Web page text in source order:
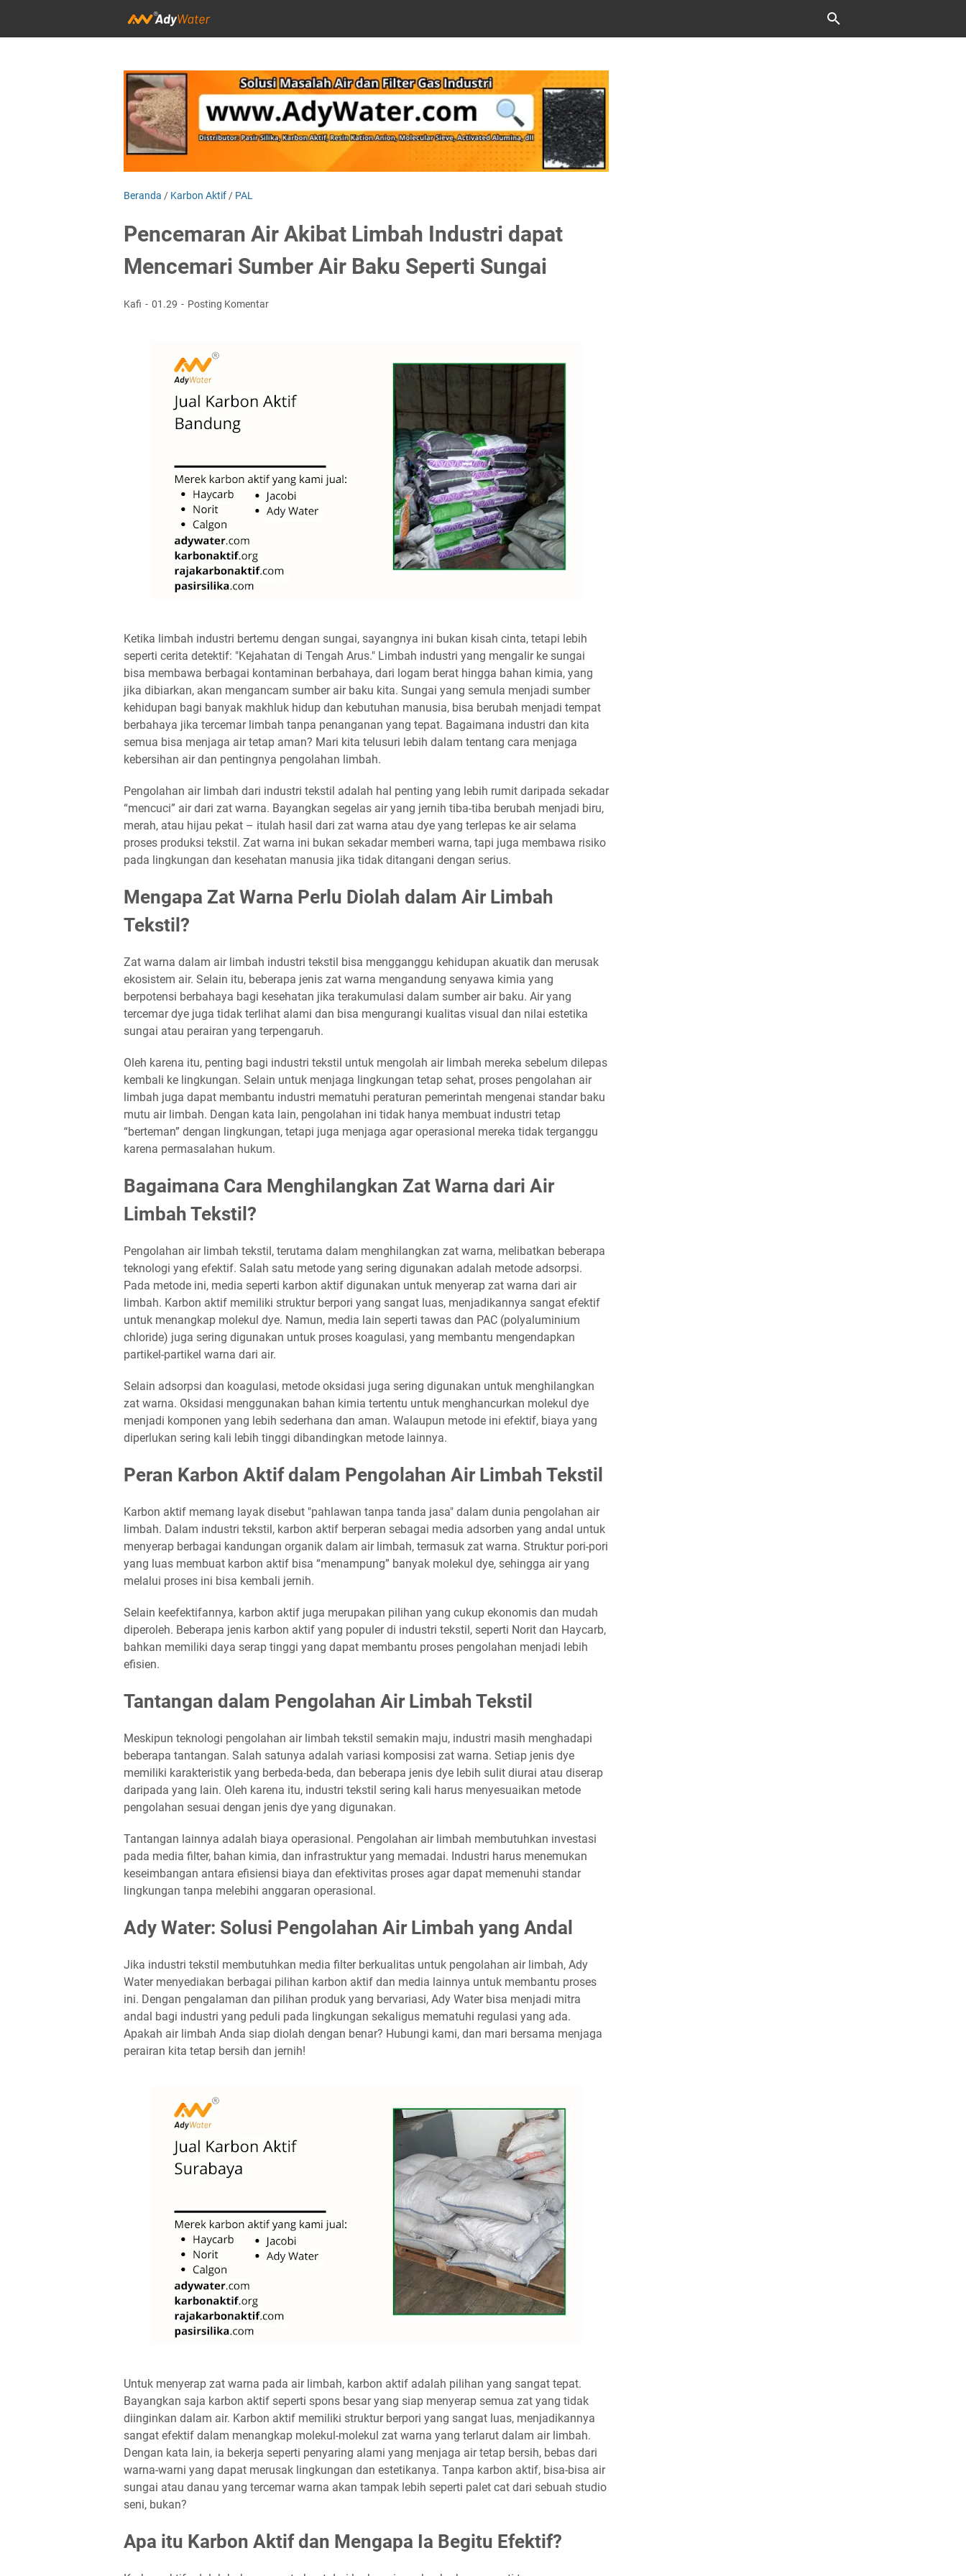
Beranda / Karbon Aktif / PAL
Pencemaran Air Akibat Limbah Industri dapat
Mencemari Sumber Air Baku Seperti Sungai
Kafi 01.29 Posting Komentar
Ketika limbah industri bertemu dengan sungai, sayangnya ini bukan kisah cinta, tetapi lebih
seperti cerita detektif: "Kejahatan di Tengah Arus." Limbah industri yang mengalir ke sungai
bisa membawa berbagai kontaminan berbahaya, dari logam berat hingga bahan kimia, yang
jika dibiarkan, akan mengancam sumber air baku kita. Sungai yang semula menjadi sumber
kehidupan bagi banyak makhluk hidup dan kebutuhan manusia, bisa berubah menjadi tempat
berbahaya jika tercemar limbah tanpa penanganan yang tepat. Bagaimana industri dan kita
semua bisa menjaga air tetap aman? Mari kita telusuri lebih dalam tentang cara menjaga
kebersihan air dan pentingnya pengolahan limbah.
Pengolahan air limbah dari industri tekstil adalah hal penting yang lebih rumit daripada sekadar
“mencuci” air dari zat warna. Bayangkan segelas air yang jernih tiba-tiba berubah menjadi biru,
merah, atau hijau pekat – itulah hasil dari zat warna atau dye yang terlepas ke air selama
proses produksi tekstil. Zat warna ini bukan sekadar memberi warna, tapi juga membawa risiko
pada lingkungan dan kesehatan manusia jika tidak ditangani dengan serius.
Mengapa Zat Warna Perlu Diolah dalam Air Limbah
Tekstil?
Zat warna dalam air limbah industri tekstil bisa mengganggu kehidupan akuatik dan merusak
ekosistem air. Selain itu, beberapa jenis zat warna mengandung senyawa kimia yang
berpotensi berbahaya bagi kesehatan jika terakumulasi dalam sumber air baku. Air yang
tercemar dye juga tidak terlihat alami dan bisa mengurangi kualitas visual dan nilai estetika
sungai atau perairan yang terpengaruh.
Oleh karena itu, penting bagi industri tekstil untuk mengolah air limbah mereka sebelum dilepas
kembali ke lingkungan. Selain untuk menjaga lingkungan tetap sehat, proses pengolahan air
limbah juga dapat membantu industri mematuhi peraturan pemerintah mengenai standar baku
mutu air limbah. Dengan kata lain, pengolahan ini tidak hanya membuat industri tetap
“berteman” dengan lingkungan, tetapi juga menjaga agar operasional mereka tidak terganggu
karena permasalahan hukum.
Bagaimana Cara Menghilangkan Zat Warna dari Air
Limbah Tekstil?
Pengolahan air limbah tekstil, terutama dalam menghilangkan zat warna, melibatkan beberapa
teknologi yang efektif. Salah satu metode yang sering digunakan adalah metode adsorpsi.
Pada metode ini, media seperti karbon aktif digunakan untuk menyerap zat warna dari air
limbah. Karbon aktif memiliki struktur berpori yang sangat luas, menjadikannya sangat efektif
untuk menangkap molekul dye. Namun, media lain seperti tawas dan PAC (polyaluminium
chloride) juga sering digunakan untuk proses koagulasi, yang membantu mengendapkan
partikel-partikel warna dari air.
Selain adsorpsi dan koagulasi, metode oksidasi juga sering digunakan untuk menghilangkan
zat warna. Oksidasi menggunakan bahan kimia tertentu untuk menghancurkan molekul dye
menjadi komponen yang lebih sederhana dan aman. Walaupun metode ini efektif, biaya yang
diperlukan sering kali lebih tinggi dibandingkan metode lainnya.
Peran Karbon Aktif dalam Pengolahan Air Limbah Tekstil
Karbon aktif memang layak disebut "pahlawan tanpa tanda jasa" dalam dunia pengolahan air
limbah. Dalam industri tekstil, karbon aktif berperan sebagai media adsorben yang andal untuk
menyerap berbagai kandungan organik dalam air limbah, termasuk zat warna. Struktur pori-pori
yang luas membuat karbon aktif bisa “menampung” banyak molekul dye, sehingga air yang
melalui proses ini bisa kembali jernih.
Selain keefektifannya, karbon aktif juga merupakan pilihan yang cukup ekonomis dan mudah
diperoleh. Beberapa jenis karbon aktif yang populer di industri tekstil, seperti Norit dan Haycarb,
bahkan memiliki daya serap tinggi yang dapat membantu proses pengolahan menjadi lebih
efisien.
Tantangan dalam Pengolahan Air Limbah Tekstil
Meskipun teknologi pengolahan air limbah tekstil semakin maju, industri masih menghadapi
beberapa tantangan. Salah satunya adalah variasi komposisi zat warna. Setiap jenis dye
memiliki karakteristik yang berbeda-beda, dan beberapa jenis dye lebih sulit diurai atau diserap
daripada yang lain. Oleh karena itu, industri tekstil sering kali harus menyesuaikan metode
pengolahan sesuai dengan jenis dye yang digunakan.
Tantangan lainnya adalah biaya operasional. Pengolahan air limbah membutuhkan investasi
pada media filter, bahan kimia, dan infrastruktur yang memadai. Industri harus menemukan
keseimbangan antara efisiensi biaya dan efektivitas proses agar dapat memenuhi standar
lingkungan tanpa melebihi anggaran operasional.
Ady Water: Solusi Pengolahan Air Limbah yang Andal
Jika industri tekstil membutuhkan media filter berkualitas untuk pengolahan air limbah, Ady
Water menyediakan berbagai pilihan karbon aktif dan media lainnya untuk membantu proses
ini. Dengan pengalaman dan pilihan produk yang bervariasi, Ady Water bisa menjadi mitra
andal bagi industri yang peduli pada lingkungan sekaligus mematuhi regulasi yang ada.
Apakah air limbah Anda siap diolah dengan benar? Hubungi kami, dan mari bersama menjaga
perairan kita tetap bersih dan jernih!
Untuk menyerap zat warna pada air limbah, karbon aktif adalah pilihan yang sangat tepat.
Bayangkan saja karbon aktif seperti spons besar yang siap menyerap semua zat yang tidak
diinginkan dalam air. Karbon aktif memiliki struktur berpori yang sangat luas, menjadikannya
sangat efektif dalam menangkap molekul-molekul zat warna yang terlarut dalam air limbah.
Dengan kata lain, ia bekerja seperti penyaring alami yang menjaga air tetap bersih, bebas dari
warna-warni yang dapat merusak lingkungan dan estetikanya. Tanpa karbon aktif, bisa-bisa air
sungai atau danau yang tercemar warna akan tampak lebih seperti palet cat dari sebuah studio
seni, bukan?
Apa itu Karbon Aktif dan Mengapa Ia Begitu Efektif?